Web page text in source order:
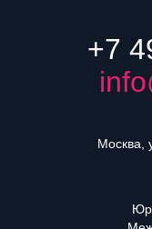
+7
Москва,